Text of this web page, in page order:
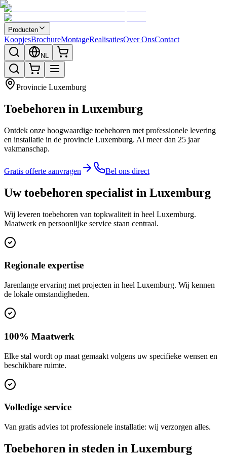
Producten
KoopjesBrochureMontageRealisatiesOver OnsContact
NL
Provincie Luxemburg
Toebehoren in Luxemburg
Ontdek onze hoogwaardige toebehoren met professionele levering
en installatie in de provincie Luxemburg. Al meer dan 25 jaar
vakmanschap.
Gratis offerte aanvragen Bel ons direct
Uw toebehoren specialist in Luxemburg
Wij leveren toebehoren van topkwaliteit in heel Luxemburg.
Maatwerk en persoonlijke service staan centraal.
Regionale expertise
Jarenlange ervaring met projecten in heel Luxemburg. Wij kennen
de lokale omstandigheden.
100% Maatwerk
Elke stal wordt op maat gemaakt volgens uw specifieke wensen en
beschikbare ruimte.
Volledige service
Van gratis advies tot professionele installatie: wij verzorgen alles.
Toebehoren in steden in Luxemburg